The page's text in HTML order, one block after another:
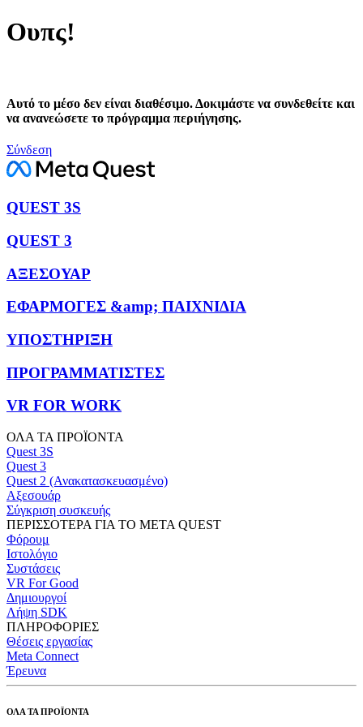
Ουπς!
Αυτό το μέσο δεν είναι διαθέσιμο. Δοκιμάστε να συνδεθείτε και
να ανανεώσετε το πρόγραμμα περιήγησης.
Σύνδεση
QUEST 3S
QUEST 3
ΑΞΕΣΟΥΑΡ
ΕΦΑΡΜΟΓΕΣ &amp; ΠΑΙΧΝΙΔΙΑ
ΥΠΟΣΤΗΡΙΞΗ
ΠΡΟΓΡΑΜΜΑΤΙΣΤΕΣ
VR FOR WORK
ΟΛΑ ΤΑ ΠΡΟΪΟΝΤΑ
Quest 3S
Quest 3
Quest 2 (Ανακατασκευασμένο)
Αξεσουάρ
Σύγκριση συσκευής
ΠΕΡΙΣΣΟΤΕΡΑ ΓΙΑ ΤΟ META QUEST
Φόρουμ
Ιστολόγιο
Συστάσεις
VR For Good
Δημιουργοί
Λήψη SDK
ΠΛΗΡΟΦΟΡΙΕΣ
Θέσεις εργασίας
Meta Connect
Έρευνα
ΟΛΑ ΤΑ ΠΡΟΪΟΝΤΑ